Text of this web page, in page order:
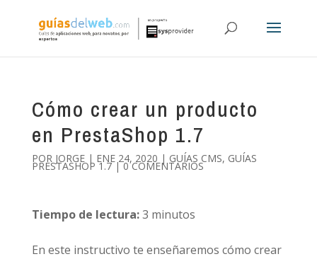
Cómo crear un producto
en PrestaShop 1.7
POR JORGE| ENE 24, 2020 | GUÍAS CMS, GUÍAS
PRESTASHOP 1.7|0 COMENTARIOS
Tiempo de lectura:3 minutos
En este instructivo te enseñaremos cómo crear